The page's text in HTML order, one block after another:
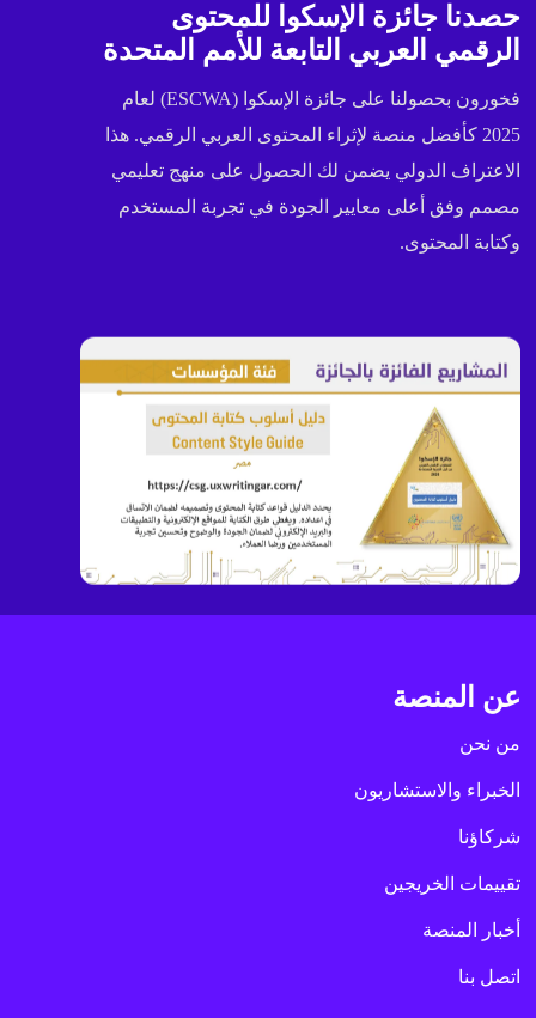
حصدنا جائزة الإسكوا للمحتوى
الرقمي العربي التابعة للأمم المتحدة
فخورون بحصولنا على جائزة الإسكوا (ESCWA) لعام
2025 كأفضل منصة لإثراء المحتوى العربي الرقمي. هذا
الاعتراف الدولي يضمن لك الحصول على منهج تعليمي
مصمم وفق أعلى معايير الجودة في تجربة المستخدم
وكتابة المحتوى.
عن المنصة
من نحن
الخبراء والاستشاريون
شركاؤنا
تقييمات الخريجين
أخبار المنصة
اتصل بنا